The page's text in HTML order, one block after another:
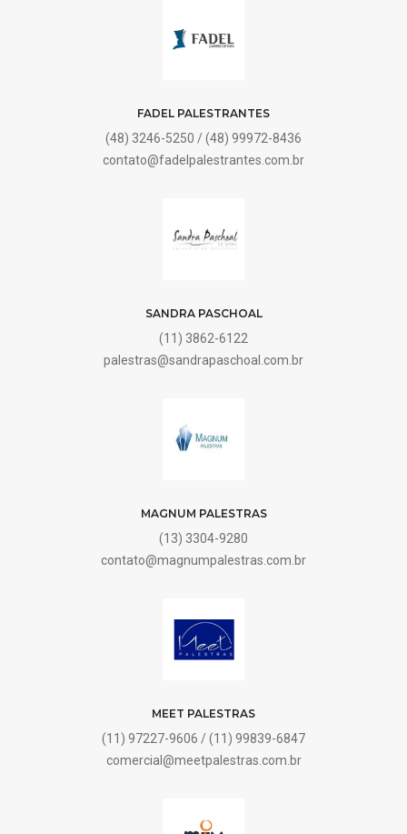
FADEL PALESTRANTES
(48) 3246-5250 / (48) 99972-8436
contato@fadelpalestrantes.com.br
SANDRA PASCHOAL
(11) 3862-6122
palestras@sandrapaschoal.com.br
MAGNUM PALESTRAS
(13) 3304-9280
contato@magnumpalestras.com.br
MEET PALESTRAS
(11) 97227-9606 / (11) 99839-6847
comercial@meetpalestras.com.br